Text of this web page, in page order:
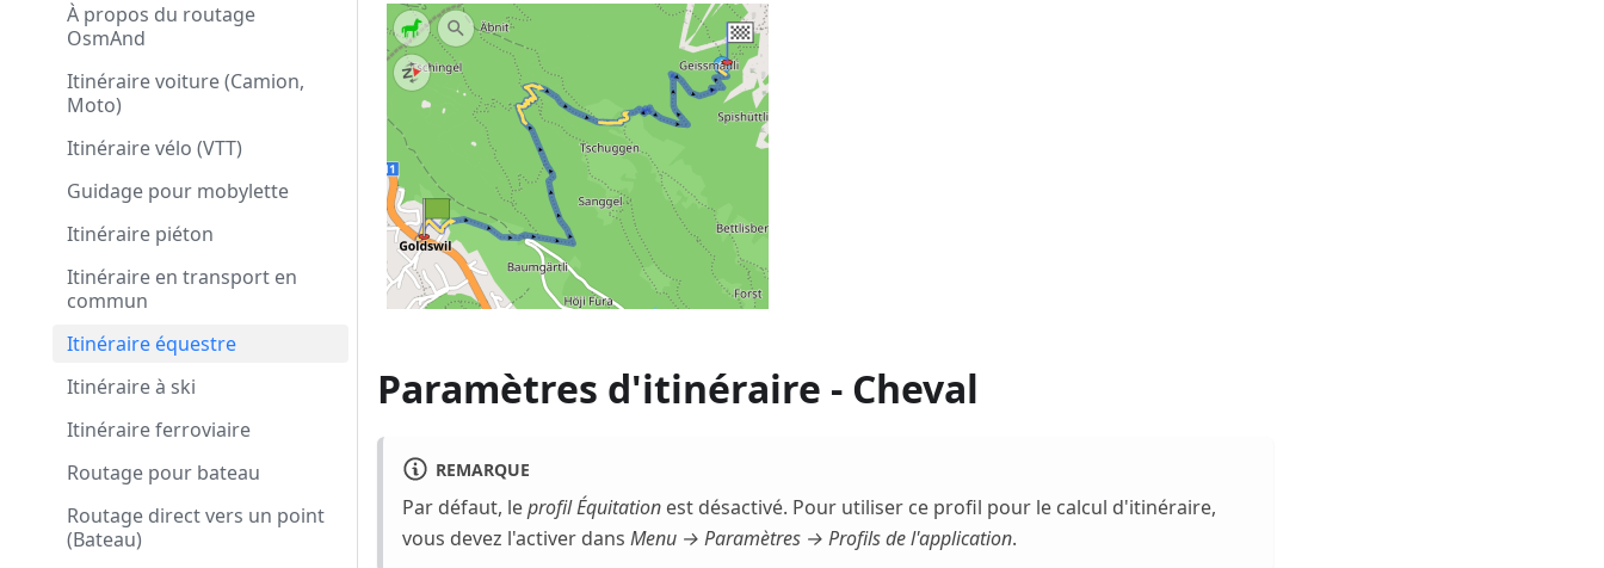
À propos du routage
OsmAnd
Itinéraire voiture (Camion,
Moto)
Itinéraire vélo (VTT)
Guidage pour mobylette
Itinéraire piéton
Itinéraire en transport en
commun
Itinéraire équestre
Itinéraire à ski
Itinéraire ferroviaire
Routage pour bateau
Routage direct vers un point
(Bateau)
Paramètres d'itinéraire - Cheval
REMARQUE
Par défaut, leprofil Équitation est désactivé. Pour utiliser ce profil pour le calcul d'itinéraire,
vous devez l'activer dans Menu → Paramètres → Profils de l'application.